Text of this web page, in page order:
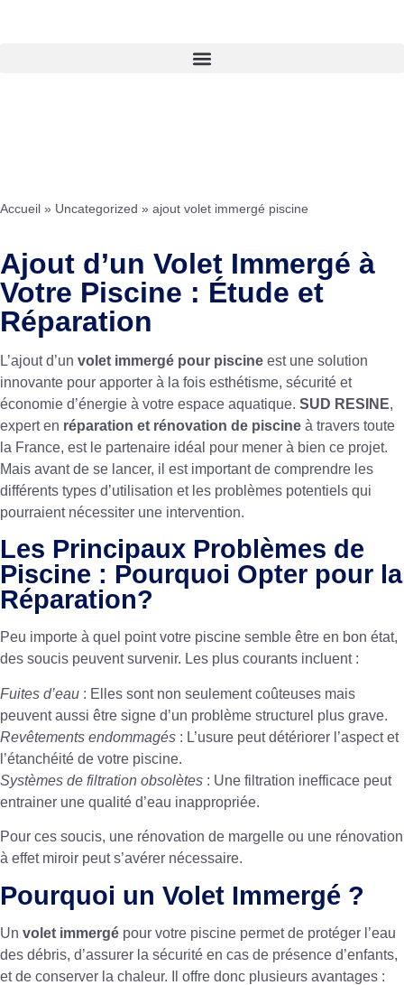
Accueil » Uncategorized » ajout volet immergé piscine
Ajout d’un Volet Immergé à
Votre Piscine : Étude et
Réparation
L’ajout d’un volet immergé pour piscine est une solution
innovante pour apporter à la fois esthétisme, sécurité et
économie d’énergie à votre espace aquatique. SUD RESINE,
expert en réparation et rénovation de piscine à travers toute
la France, est le partenaire idéal pour mener à bien ce projet.
Mais avant de se lancer, il est important de comprendre les
différents types d’utilisation et les problèmes potentiels qui
pourraient nécessiter une intervention.
Les Principaux Problèmes de
Piscine : Pourquoi Opter pour la
Réparation?
Peu importe à quel point votre piscine semble être en bon état,
des soucis peuvent survenir. Les plus courants incluent :
Fuites d’eau : Elles sont non seulement coûteuses mais
peuvent aussi être signe d’un problème structurel plus grave.
Revêtements endommagés : L’usure peut détériorer l’aspect et
l’étanchéité de votre piscine.
Systèmes de filtration obsolètes : Une filtration inefficace peut
entrainer une qualité d’eau inappropriée.
Pour ces soucis, une rénovation de margelle ou une rénovation
à effet miroir peut s’avérer nécessaire.
Pourquoi un Volet Immergé ?
Un volet immergé pour votre piscine permet de protéger l’eau
des débris, d’assurer la sécurité en cas de présence d’enfants,
et de conserver la chaleur. Il offre donc plusieurs avantages :